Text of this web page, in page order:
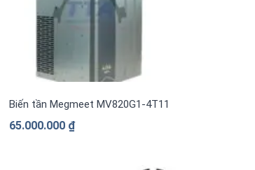
Biến tần Megmeet MV820G1-4T110B 110kW
65.000.000 ₫